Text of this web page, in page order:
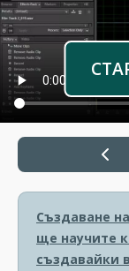
Създаване
ще научите
създавайки